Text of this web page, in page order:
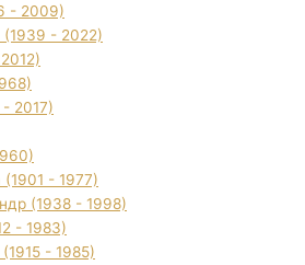
- 2009)
(1939 - 2022)
- 2017)
- 1977)
(1938 - 1998)
- 1983)
(1915 - 1985)